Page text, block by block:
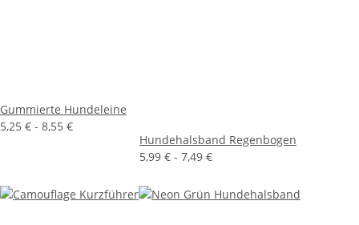
Gummierte Hundeleine
5,25 € - 8,55 €
Hundehalsband Regenbogen
5,99 € - 7,49 €